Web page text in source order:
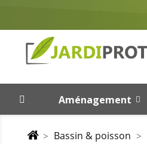
Aménagement
Bassin & poisson